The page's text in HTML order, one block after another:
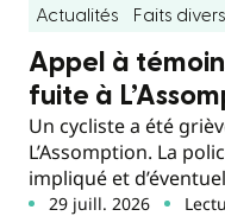
Actualités Faits divers
Appel à
fuite à
Un cycliste a été
L’Assomption. La
impliqué et
29 juill. 2026